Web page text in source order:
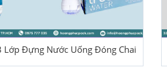
Lớp Đựng Nước Uống Đóng Chai